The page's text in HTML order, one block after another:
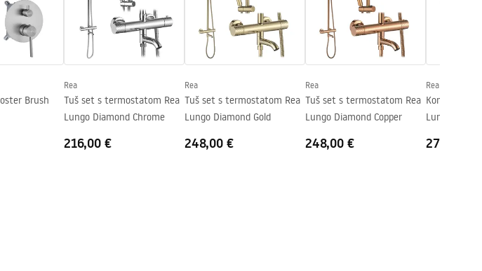
Brush
Rea
Tuš set s termostatom Rea
Lungo Diamond Chrome
216,00 €
Rea
Tuš set s termostatom Rea
Lungo Diamond Gold
248,00 €
Rea
Tuš set s termostatom Rea
Lungo Diamond Copper
248,00 €
Rea
Komplet
Lungo
272,00 €